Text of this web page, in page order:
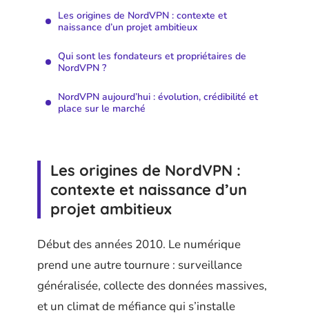
Les origines de NordVPN : contexte et
naissance d’un projet ambitieux
Qui sont les fondateurs et propriétaires de
NordVPN ?
NordVPN aujourd’hui : évolution, crédibilité et
place sur le marché
Les origines de NordVPN :
contexte et naissance d’un
projet ambitieux
Début des années 2010. Le numérique
prend une autre tournure : surveillance
généralisée, collecte des données massives,
et un climat de méfiance qui s’installe